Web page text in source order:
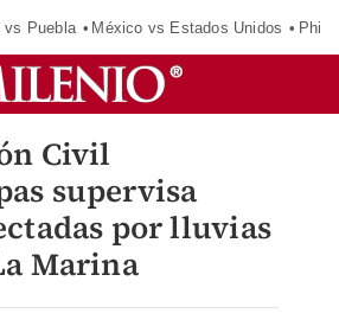
vs Puebla México vs Estados Unidos
Civil
supervisa
por lluvias
Marina